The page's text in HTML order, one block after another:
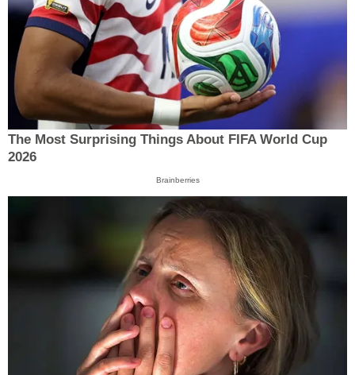
The Most Surprising Things About FIFA World Cup
2026
Brainberries